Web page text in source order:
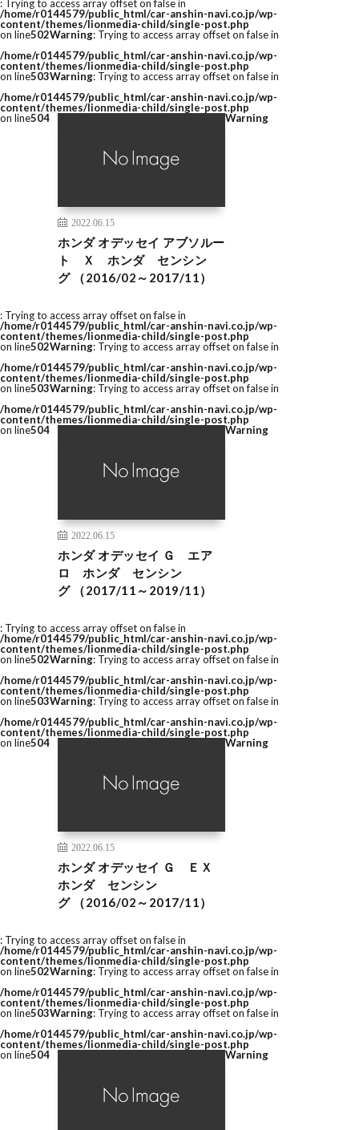
: Trying to access array offset on false in
/home/r0144579/public_html/car-anshin-navi.co.jp/wp-
content/themes/lionmedia-child/single-post.php
on line502Warning: Trying to access array offset on false in
/home/r0144579/public_html/car-anshin-navi.co.jp/wp-
content/themes/lionmedia-child/single-post.php
on line503Warning: Trying to access array offset on false in
/home/r0144579/public_html/car-anshin-navi.co.jp/wp-
content/themes/lionmedia-child/single-post.php
on line504
2022.06.15
ホンダ オデッセイ アブソルー
ト Ｘ ホンダ センシン
グ （2016/02～2017/11）
Warning
: Trying to access array offset on false in
/home/r0144579/public_html/car-anshin-navi.co.jp/wp-
content/themes/lionmedia-child/single-post.php
on line502Warning: Trying to access array offset on false in
/home/r0144579/public_html/car-anshin-navi.co.jp/wp-
content/themes/lionmedia-child/single-post.php
on line503Warning: Trying to access array offset on false in
/home/r0144579/public_html/car-anshin-navi.co.jp/wp-
content/themes/lionmedia-child/single-post.php
on line504
2022.06.15
ホンダ オデッセイ Ｇ エア
ロ ホンダ センシン
グ （2017/11～2019/11）
Warning
: Trying to access array offset on false in
/home/r0144579/public_html/car-anshin-navi.co.jp/wp-
content/themes/lionmedia-child/single-post.php
on line502Warning: Trying to access array offset on false in
/home/r0144579/public_html/car-anshin-navi.co.jp/wp-
content/themes/lionmedia-child/single-post.php
on line503Warning: Trying to access array offset on false in
/home/r0144579/public_html/car-anshin-navi.co.jp/wp-
content/themes/lionmedia-child/single-post.php
on line504
2022.06.15
ホンダ オデッセイ Ｇ ＥＸ
ホンダ センシン
グ （2016/02～2017/11）
Warning
: Trying to access array offset on false in
/home/r0144579/public_html/car-anshin-navi.co.jp/wp-
content/themes/lionmedia-child/single-post.php
on line502Warning: Trying to access array offset on false in
/home/r0144579/public_html/car-anshin-navi.co.jp/wp-
content/themes/lionmedia-child/single-post.php
on line503Warning: Trying to access array offset on false in
/home/r0144579/public_html/car-anshin-navi.co.jp/wp-
content/themes/lionmedia-child/single-post.php
on line504 Warning